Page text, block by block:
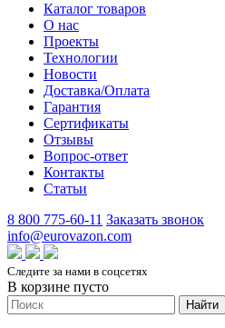
Каталог товаров
О нас
Проекты
Технологии
Новости
Доставка/Оплата
Гарантия
Сертификаты
Отзывы
Вопрос-ответ
Контакты
Статьи
8 800 775-60-11 Заказать звонок
info@eurovazon.com
Следите за нами в соцсетях
В корзине пусто
Найти